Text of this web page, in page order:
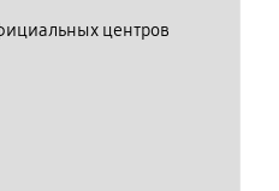
центров